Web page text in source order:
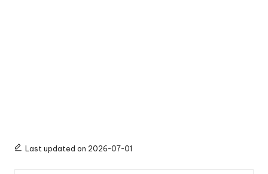
Last updated on 2026-07-01